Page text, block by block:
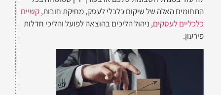
התחומים האלה של שיקום כלכלי לעסק, מחיקת חובות,קשיים
כלכליים לעסקים, ניהול הליכים בהוצאה לפועל והליכי חדלות
פירעון.